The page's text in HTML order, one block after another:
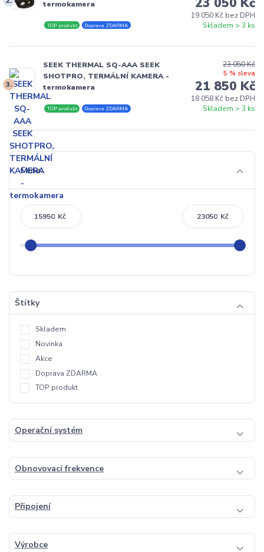
termokamera
Skladem > 3 ks
TOP produkt Doprava ZDARMA
19 050 Kč bez DPH
3.
SEEK THERMAL SQ-AAA SEEK
SHOTPRO, TERMÁLNÍ KAMERA -
termokamera
Skladem > 3 ks
TOP produkt Doprava ZDARMA
23 050 Kč
5 % sleva
21 850 Kč
18 058 Kč bez DPH
Cena:
Kč Kč
Štítky
Skladem
Novinka
Akce
Doprava ZDARMA
TOP produkt
Operační systém
Obnovovací frekvence
Připojení
Výrobce